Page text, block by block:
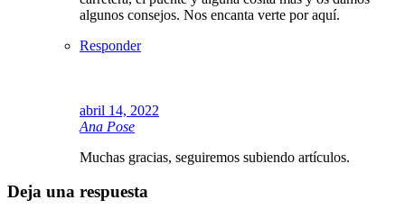
algunos consejos. Nos encanta verte por aquí.
Responder
abril 14, 2022
Ana Pose
Muchas gracias, seguiremos subiendo artículos.
Deja una respuesta